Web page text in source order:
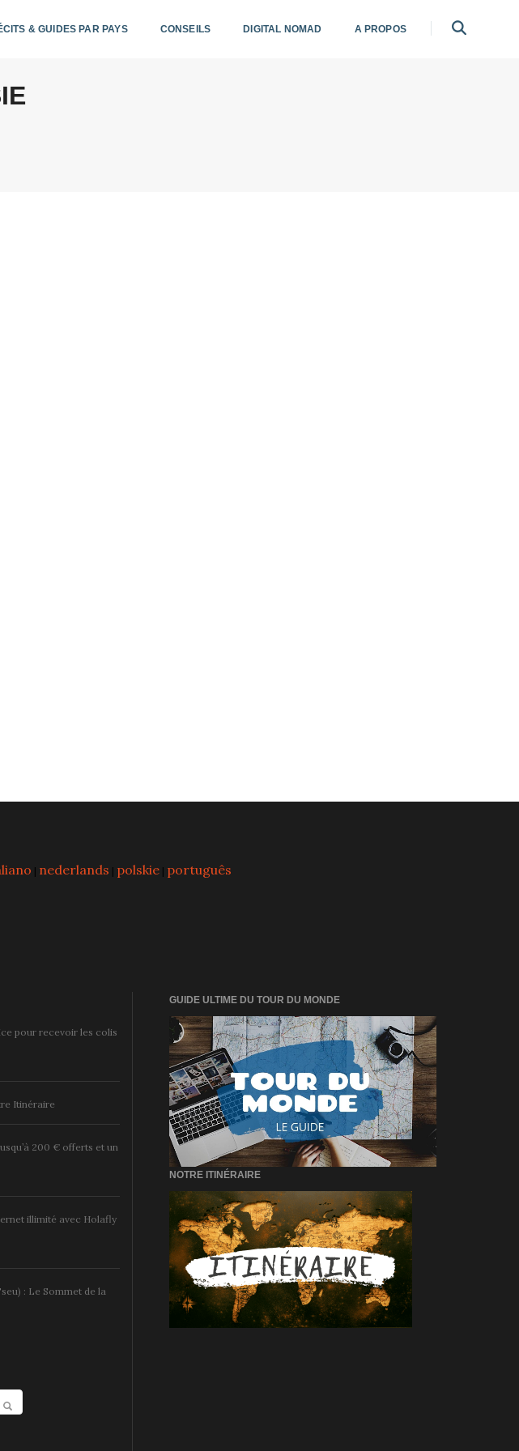
& GUIDES PAR PAYS CONSEILS DIGITAL NOMAD A PROPOS
| nederlands | polskie| português
pour recevoir les colis
Itinéraire
200 € offerts et un
illimité avec Holafly
: Le Sommet de la
GUIDE ULTIME DU TOUR DU MONDE
NOTRE ITINÉRAIRE